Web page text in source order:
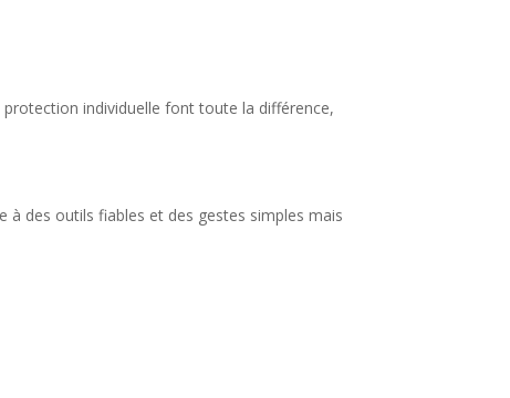
individuelle font toute la différence,
à des outils fiables et des gestes simples mais